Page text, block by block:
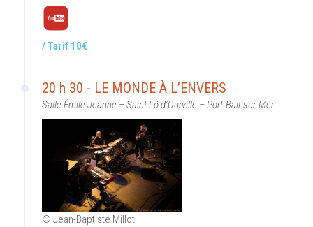
/ Tarif 10€
20 h 30 - LE MONDE À L’ENVERS
Salle Émile Jeanne – Saint Lô d’Ourville – Port-Bail-sur-Mer
© Jean-Baptiste Millot